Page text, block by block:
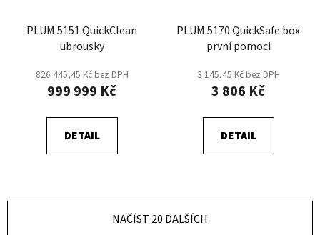
PLUM 5151 QuickClean
ubrousky
826 445,45 Kč bez DPH
999 999 Kč
DETAIL
PLUM 5170 QuickSafe box
první pomoci
3 145,45 Kč bez DPH
3 806 Kč
DETAIL
NAČÍST 20 DALŠÍCH